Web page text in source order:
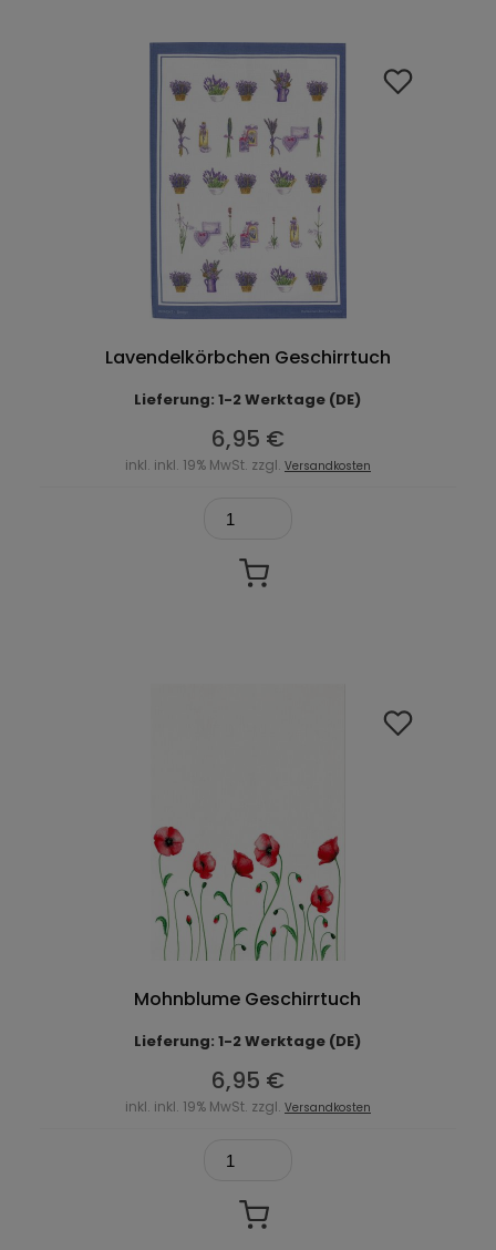
Lavendelkörbchen Geschirrtuch
Lieferung: 1-2 Werktage (DE)
6,95 €
inkl. inkl. 19% MwSt. zzgl. Versandkosten
Mohnblume Geschirrtuch
Lieferung: 1-2 Werktage (DE)
6,95 €
inkl. inkl. 19% MwSt. zzgl. Versandkosten